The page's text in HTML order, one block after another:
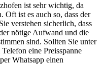
ist sehr wichtig, da
Oft ist es auch so, dass der
verstehen sicherlich, dass
nötige Aufwand und die
sind. Sollten Sie unter
eine Preisspanne
Whatsapp einen